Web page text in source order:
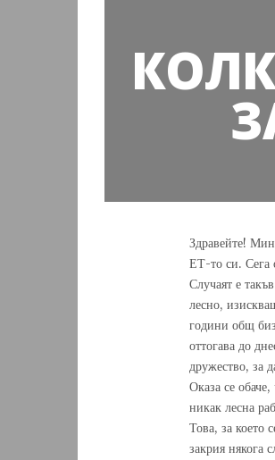
Здравейте!
ЕТ-то си. Сега
Случаят е
лесно,
години общ
оттогава до
дружество, за
Оказа се
никак лесна
Това, за което
закрия някога